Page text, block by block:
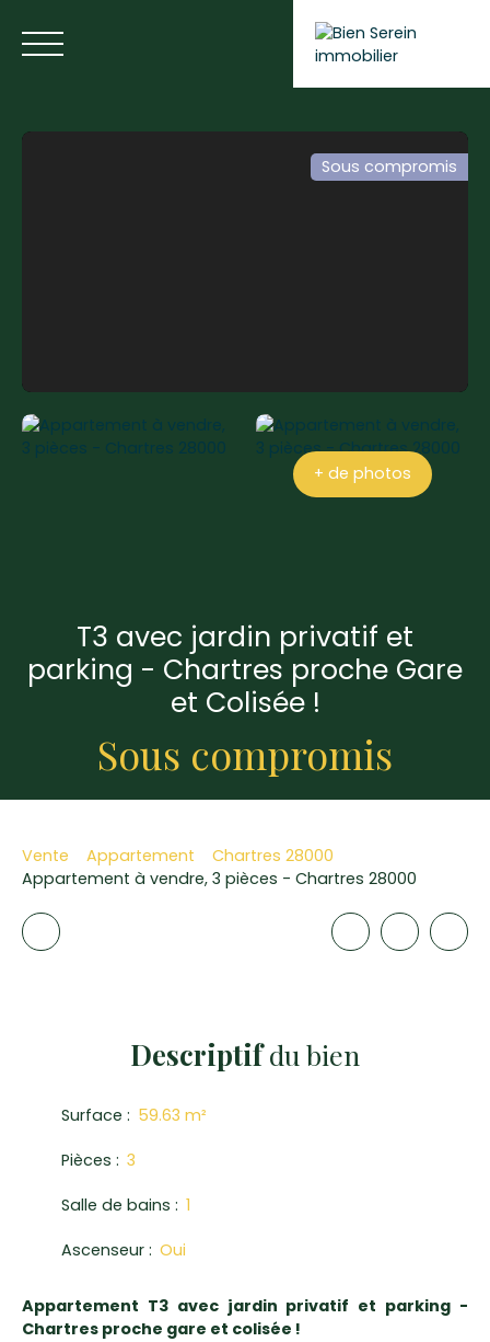
Sous compromis
+ de photos
T3 avec jardin privatif et
parking - Chartres proche Gare
et Colisée !
Sous compromis
Vente Appartement
Chartres 28000
Appartement à vendre, 3 pièces - Chartres 28000
Descriptifdu bien
Surface : 59.63 m²
Pièces : 3
Salle de bains : 1
Ascenseur : Oui
Appartement T3 avec jardin privatif et parking -
Chartres proche gare et colisée !